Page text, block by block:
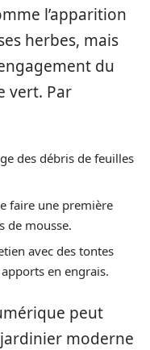
l’apparition
herbes, mais
du
vert. Par
des débris de feuilles
faire une première
de mousse.
avec des tontes
en engrais.
peut
moderne